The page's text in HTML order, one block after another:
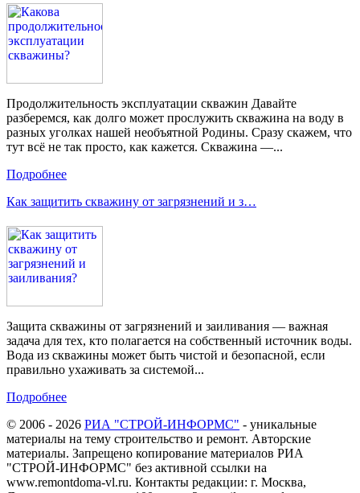
Продолжительность эксплуатации скважин Давайте
разберемся, как долго может прослужить скважина на воду в
разных уголках нашей необъятной Родины. Сразу скажем, что
тут всё не так просто, как кажется. Скважина —...
Подробнее
Как защитить скважину от загрязнений и з…
Защита скважины от загрязнений и заиливания — важная
задача для тех, кто полагается на собственный источник воды.
Вода из скважины может быть чистой и безопасной, если
правильно ухаживать за системой...
Подробнее
© 2006 - 2026 РИА "СТРОЙ-ИНФОРМС" - уникальные
материалы на тему строительство и ремонт. Авторские
материалы. Запрещено копирование материалов РИА
"СТРОЙ-ИНФОРМС" без активной ссылки на
www.remontdoma-vl.ru. Контакты редакции: г. Москва,